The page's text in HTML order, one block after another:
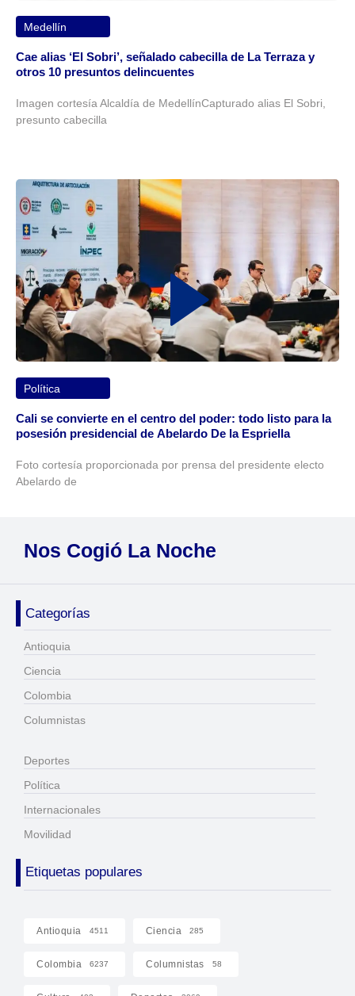
Medellín
Cae alias ‘El Sobri’, señalado cabecilla de La Terraza y
otros 10 presuntos delincuentes
Imagen cortesía Alcaldía de MedellínCapturado alias El Sobri,
presunto cabecilla
Política
Cali se convierte en el centro del poder: todo listo para la
posesión presidencial de Abelardo De la Espriella
Foto cortesía proporcionada por prensa del presidente electo
Abelardo de
Nos Cogió La Noche
Categorías
Antioquia
Ciencia
Colombia
Columnistas
Deportes
Política
Internacionales
Movilidad
Etiquetas populares
Antioquia 4511 Ciencia 285
Colombia 6237 Columnistas 58